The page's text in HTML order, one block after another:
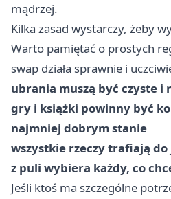
mądrzej.
Kilka zasad wystarczy, żeby
Warto pamiętać o prostych
swap działa sprawnie i
ubrania muszą być czyste i
gry i książki powinny być
najmniej dobrym stanie
wszystkie rzeczy trafiają
z puli wybiera każdy, co
Jeśli ktoś ma szczególne